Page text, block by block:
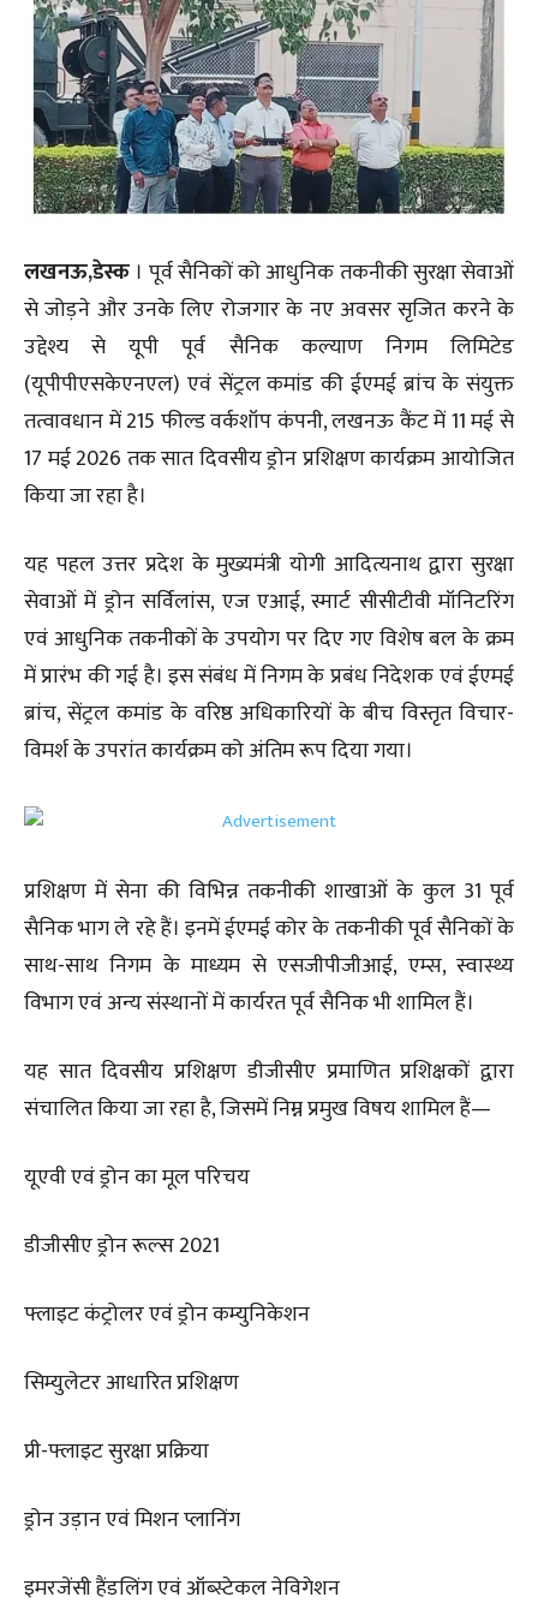
लखनऊ,डेस्क । पूर्व सैनिकों को आधुनिक तकनीकी सुरक्षा सेवाओं
से जोड़ने और उनके लिए रोजगार के नए अवसर सृजित करने के
उद्देश्य से यूपी पूर्व सैनिक कल्याण निगम लिमिटेड
(यूपीपीएसकेएनएल) एवं सेंट्रल कमांड की ईएमई ब्रांच के संयुक्त
तत्वावधान में 215 फील्ड वर्कशॉप कंपनी, लखनऊ कैंट में 11 मई से
17 मई 2026 तक सात दिवसीय ड्रोन प्रशिक्षण कार्यक्रम आयोजित
किया जा रहा है।
यह पहल उत्तर प्रदेश के मुख्यमंत्री योगी आदित्यनाथ द्वारा सुरक्षा
सेवाओं में ड्रोन सर्विलांस, एज एआई, स्मार्ट सीसीटीवी मॉनिटरिंग
एवं आधुनिक तकनीकों के उपयोग पर दिए गए विशेष बल के क्रम
में प्रारंभ की गई है। इस संबंध में निगम के प्रबंध निदेशक एवं ईएमई
ब्रांच, सेंट्रल कमांड के वरिष्ठ अधिकारियों के बीच विस्तृत विचार-
विमर्श के उपरांत कार्यक्रम को अंतिम रूप दिया गया।
प्रशिक्षण में सेना की विभिन्न तकनीकी शाखाओं के कुल 31 पूर्व
सैनिक भाग ले रहे हैं। इनमें ईएमई कोर के तकनीकी पूर्व सैनिकों के
साथ-साथ निगम के माध्यम से एसजीपीजीआई, एम्स, स्वास्थ्य
विभाग एवं अन्य संस्थानों में कार्यरत पूर्व सैनिक भी शामिल हैं।
यह सात दिवसीय प्रशिक्षण डीजीसीए प्रमाणित प्रशिक्षकों द्वारा
संचालित किया जा रहा है, जिसमें निम्न प्रमुख विषय शामिल हैं—
यूएवी एवं ड्रोन का मूल परिचय
डीजीसीए ड्रोन रूल्स 2021
फ्लाइट कंट्रोलर एवं ड्रोन कम्युनिकेशन
सिम्युलेटर आधारित प्रशिक्षण
प्री-फ्लाइट सुरक्षा प्रक्रिया
ड्रोन उड़ान एवं मिशन प्लानिंग
इमरजेंसी हैंडलिंग एवं ऑब्स्टेकल नेविगेशन